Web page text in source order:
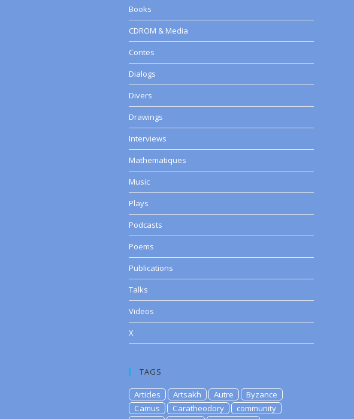
Books
CDROM & Media
Contes
Dialogs
Divers
Drawings
Interviews
Mathematiques
Music
Plays
Podcasts
Poems
Publications
Talks
Videos
X
TAGS
Articles Artsakh Autre
Byzance
Camus
Caratheodory
community